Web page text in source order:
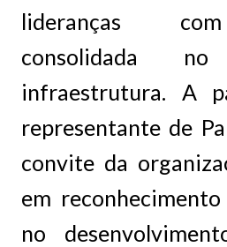
lideranças
consolidada
infraestrutura. A
representante de
convite da
em
no